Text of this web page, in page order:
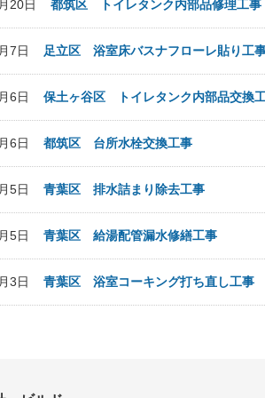
20日 都筑区 トイレタンク内部品修理工事
7日 足立区 浴室床バスナフローレ貼り工
6日 保土ヶ谷区 トイレタンク内部品交換
6日 都筑区 台所水栓交換工事
5日 青葉区 排水詰まり除去工事
5日 青葉区 給湯配管漏水修繕工事
3日 青葉区 浴室コーキング打ち直し工事